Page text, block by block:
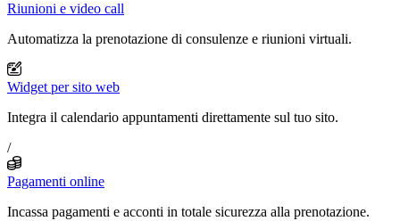
Riunioni e video call
Automatizza la prenotazione di consulenze e riunioni virtuali.
Widget per sito web
Integra il calendario appuntamenti direttamente sul tuo sito.
/
Pagamenti online
Incassa pagamenti e acconti in totale sicurezza alla prenotazione.